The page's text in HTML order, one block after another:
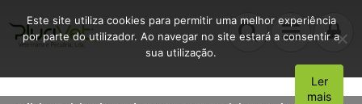
Este site utiliza cookies para permitir uma melhor experiência
por parte do utilizador. Ao navegar no site estará a consentir a
sua utilização.
Aceito
Ler
mais